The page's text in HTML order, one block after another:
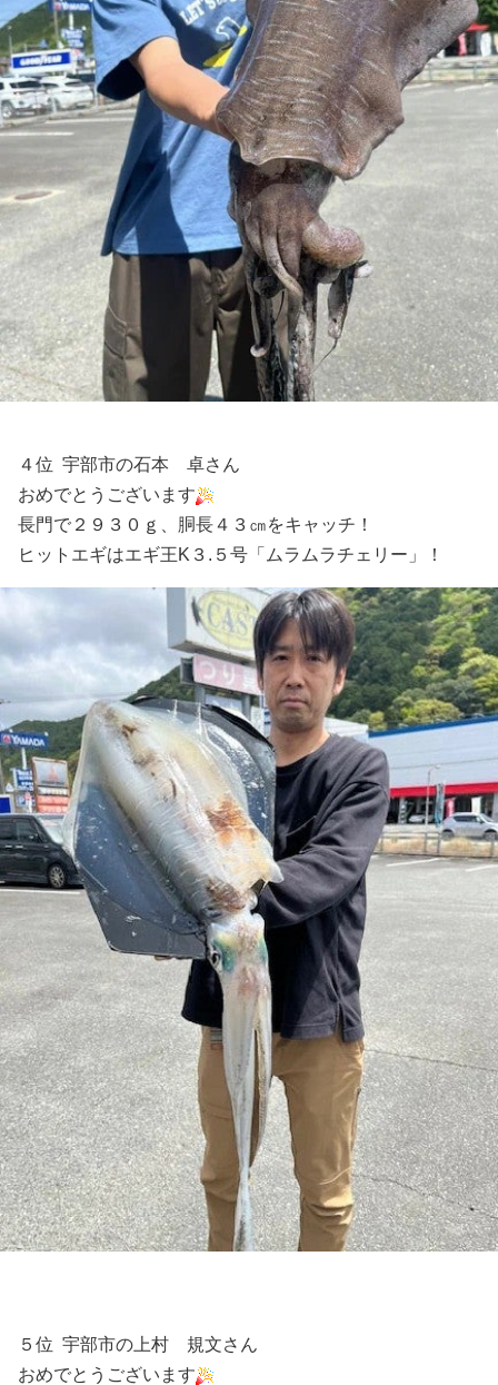
４位 宇部市の石本 卓さん
おめでとうございます
長門で２９３０ｇ、胴長４３㎝をキャッチ！
ヒットエギはエギ王K３.５号「ムラムラチェリー」！
５位 宇部市の上村 規文さん
おめでとうございます